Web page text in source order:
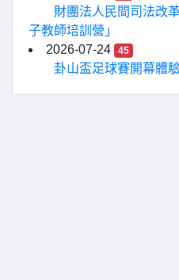
財團法人民間司法改
子教師培訓營」
2026-07-24
45
卦山盃足球賽開幕體